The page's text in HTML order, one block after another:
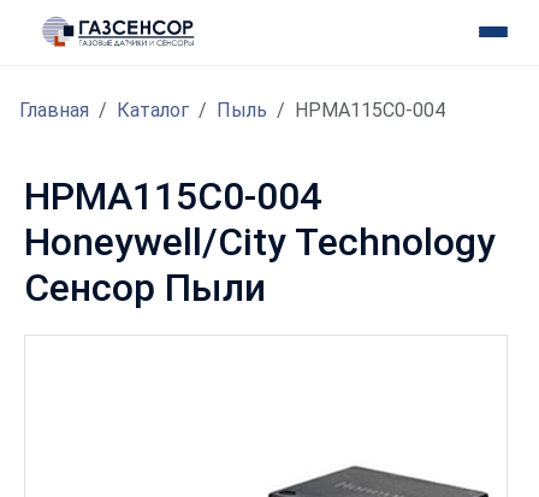
Главная Каталог Пыль HPMA115C0-004
HPMA115C0-004
Honeywell/City Technology
Сенсор Пыли